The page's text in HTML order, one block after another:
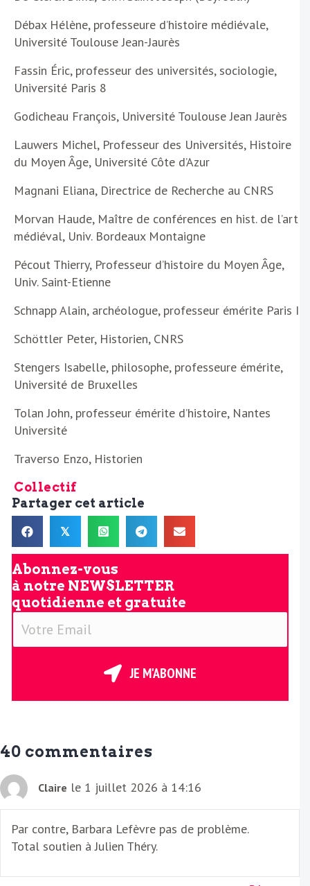
Débax Hélène, professeure d’histoire médiévale,
Université Toulouse Jean-Jaurès
Fassin Éric, professeur des universités, sociologie,
Université Paris 8
Godicheau François, Université Toulouse Jean Jaurès
Lauwers Michel, Professeur des Universités, Histoire
du Moyen Âge, Université Côte d’Azur
Magnani Eliana, Directrice de Recherche au CNRS
Morvan Haude, Maître de conférences en hist. de l’art
médiéval, Univ. Bordeaux Montaigne
Pécout Thierry, Professeur d’histoire du Moyen Âge,
Univ. Saint-Etienne
Schnapp Alain, archéologue, professeur émérite Paris I
Schöttler Peter, Historien, CNRS
Stengers Isabelle, philosophe, professeure émérite,
Université de Bruxelles
Tolan John, professeur émérite d’histoire, Nantes
Université
Traverso Enzo, Historien
Collectif
Partager cet article
𝕏
Abonnez-vous
à notre NEWSLETTER
quotidienne et gratuite
V
E
i
l
JE M'ABONNE
40 commentaires
Claire le 1 juillet 2026 à 14:16
Par contre, Barbara Lefèvre pas de problème.
Total soutien à Julien Théry.